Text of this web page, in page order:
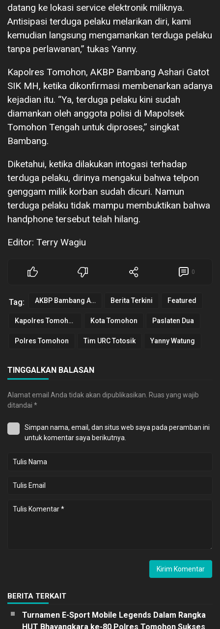
datang ke lokasi service elektronik miliknya.
Antisipasi terduga pelaku melarikan diri, kami
kemudian langsung mengamankan terduga pelaku
tanpa perlawanan,” tukas Yanny.
Kapolres Tomohon, AKBP Bambang Ashari Gatot
SIK MH, ketika dikonfirmasi membenarkan adanya
kejadian itu. “Ya, terduga pelaku kini sudah
diamankan oleh anggota polisi di Mapolsek
Tomohon Tengah untuk diproses,” singkat
Bambang.
Diketahui, ketika dilakukan intogasi terhadap
terduga pelaku, dirinya mengakui bahwa telpon
genggam milik korban sudah dicuri. Namun
terduga pelaku tidak mampu membuktikan bahwa
handphone tersebut telah hilang.
Editor: Terry Wagiu
0
Tag: AKBP Bambang Ashari Gatot Berita Terkini Featured
Kapolres Tomohon Kota Tomohon Paslaten Dua
Polres Tomohon Tim URC Totosik Yanny Watung
TINGGALKAN BALASAN
Alamat email Anda tidak akan dipublikasikan. Ruas yang wajib
ditandai *
Simpan nama, email, dan situs web saya pada peramban ini
untuk komentar saya berikutnya.
BERITA TERKAIT
Turnamen E-Sport Mobile Legends Dalam Rangka
HUT Bhayangkara ke-80 Polres Tomohon Sukses